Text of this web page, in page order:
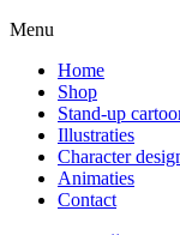
Menu
Home
Shop
Stand-up
Illustraties
Character
Animaties
Contact